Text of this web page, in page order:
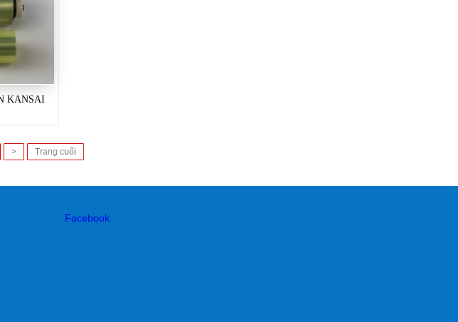
KANSAI
> Trang cuối
Facebook